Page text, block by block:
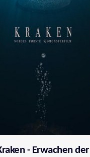
- Erwachen der